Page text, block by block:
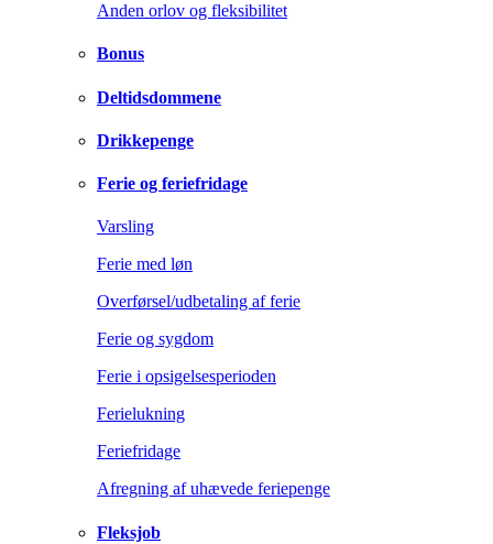
Anden orlov og fleksibilitet
Bonus
Deltidsdommene
Drikkepenge
Ferie og feriefridage
Varsling
Ferie med løn
Overførsel/udbetaling af ferie
Ferie og sygdom
Ferie i opsigelsesperioden
Ferielukning
Feriefridage
Afregning af uhævede feriepenge
Fleksjob